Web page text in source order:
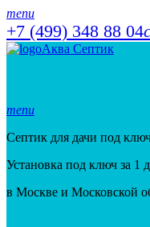
menu
+7 (499) 348 88 04
Аква Септик
menu
Септик для дачи под
Установка под ключ за 1
в Москве и Московской